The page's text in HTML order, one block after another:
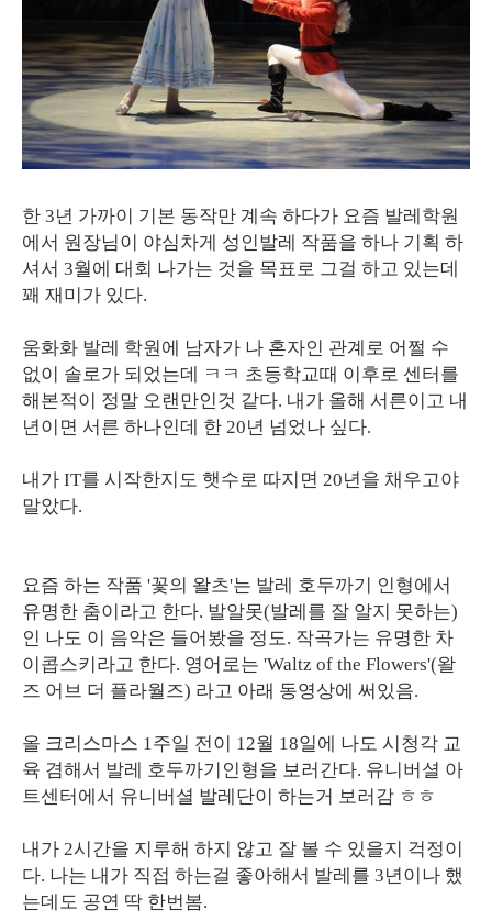
한 3년 가까이 기본 동작만 계속 하다가 요즘 발레학원
에서 원장님이 야심차게 성인발레 작품을 하나 기획 하
셔서 3월에 대회 나가는 것을 목표로 그걸 하고 있는데
꽤 재미가 있다.
움화화 발레 학원에 남자가 나 혼자인 관계로 어쩔 수
없이 솔로가 되었는데 ㅋㅋ 초등학교때 이후로 센터를
해본적이 정말 오랜만인것 같다. 내가 올해 서른이고 내
년이면 서른 하나인데 한 20년 넘었나 싶다.
내가 IT를 시작한지도 햇수로 따지면 20년을 채우고야
말았다.
요즘 하는 작품 '꽃의 왈츠'는 발레 호두까기 인형에서
유명한 춤이라고 한다. 발알못(발레를 잘 알지 못하는)
인 나도 이 음악은 들어봤을 정도. 작곡가는 유명한 차
이콥스키라고 한다. 영어로는 'Waltz of the Flowers'(왈
즈 어브 더 플라월즈) 라고 아래 동영상에 써있음.
올 크리스마스 1주일 전이 12월 18일에 나도 시청각 교
육 겸해서 발레 호두까기인형을 보러간다. 유니버셜 아
트센터에서 유니버셜 발레단이 하는거 보러감 ㅎㅎ
내가 2시간을 지루해 하지 않고 잘 볼 수 있을지 걱정이
다. 나는 내가 직접 하는걸 좋아해서 발레를 3년이나 했
는데도 공연 딱 한번봄.